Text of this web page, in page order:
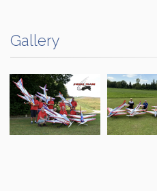
Gallery